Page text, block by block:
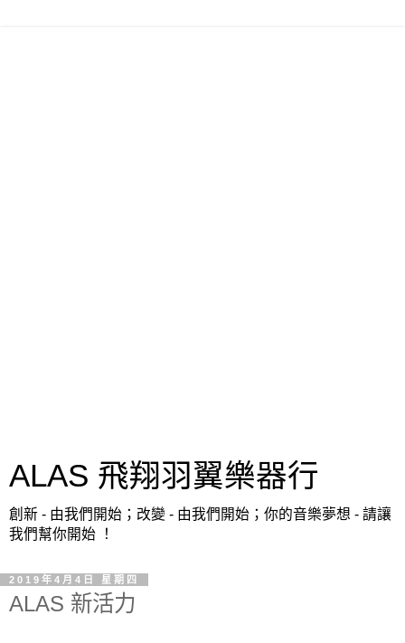
ALAS 飛翔羽翼樂器行
創新 - 由我們開始；改變 - 由我們開始；你的音樂夢想 - 請讓
我們幫你開始 ！
2019年4月4日 星期四
ALAS 新活力